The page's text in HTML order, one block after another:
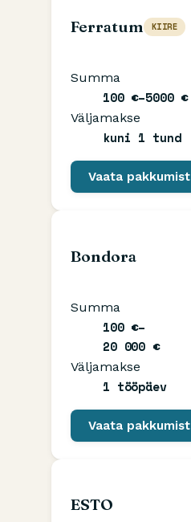
Ferratum KIIRE
Summa
100 €–5000 €
Väljamakse
kuni 1 tund
Vaata pakkumist
Bondora
Summa
100 €–
20 000 €
Väljamakse
1 tööpäev
Vaata pakkumist
ESTO